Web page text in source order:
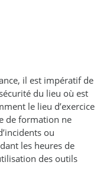
il est impératif de
du lieu où est
le lieu d’exercice
de formation ne
ou
les heures de
des outils